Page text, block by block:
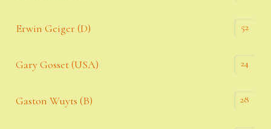
Erwin Geiger (D) 52
Gary Gosset (USA) 24
Gaston Wuyts (B) 28